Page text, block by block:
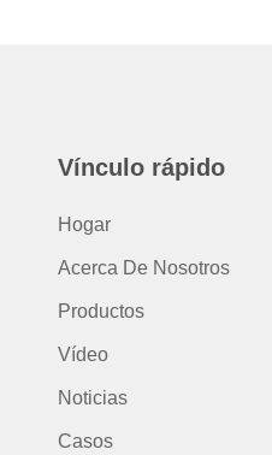
Vínculo rápido
Hogar
Acerca De Nosotros
Productos
Vídeo
Noticias
Casos